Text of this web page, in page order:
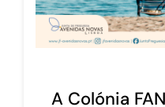
A Colónia